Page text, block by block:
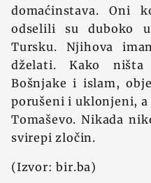
domaćinstava. Oni
odselili su duboko
Tursku. Njihova
dželati. Kako
Bošnjake i islam,
porušeni i uklonjeni,
Tomaševo. Nikada
svirepi zločin.
(Izvor: bir.ba)